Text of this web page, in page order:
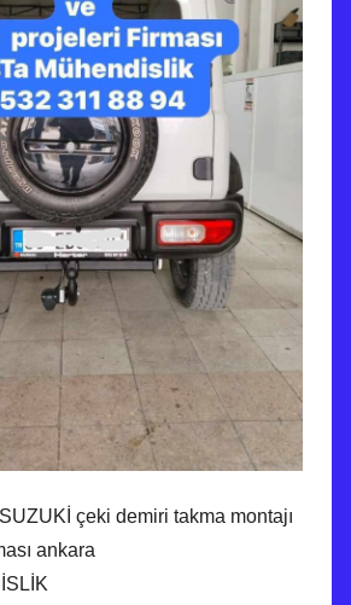
çeki demiri takma montajı
ankara